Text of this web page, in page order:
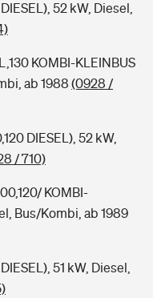
52 kW, Diesel,
KOMBI-KLEINBUS
ab 1988 (0928 /
DIESEL), 52 kW,
/ 710)
KOMBI-
Bus/Kombi, ab 1989
51 kW, Diesel,